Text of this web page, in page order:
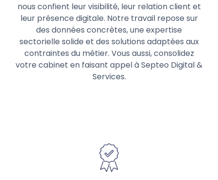
nous confient leur visibilité, leur relation client et
leur présence digitale. Notre travail repose sur
des données concrètes, une expertise
sectorielle solide et des solutions adaptées aux
contraintes du métier. Vous aussi, consolidez
votre cabinet en faisant appel à Septeo Digital &
Services.